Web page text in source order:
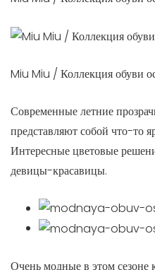
Miu Miu / Коллекция обуви
Современные летние
представляют собой что-то
Интересные цветовые
девицы-красавицы.
Очень модные в этом